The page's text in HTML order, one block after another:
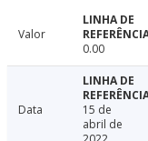
Valor
0.00
Data
15 de
abril de